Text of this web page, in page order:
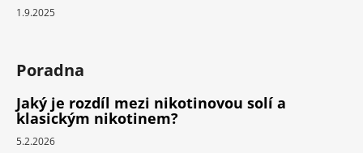
1.9.2025
Poradna
Jaký je rozdíl mezi nikotinovou solí a
klasickým nikotinem?
5.2.2026